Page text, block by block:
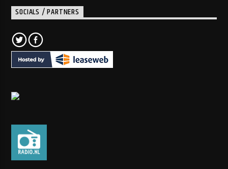
SOCIALS / PARTNERS